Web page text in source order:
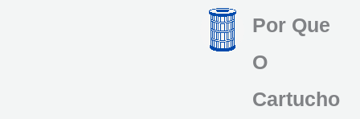
Por Que
O
Cartucho